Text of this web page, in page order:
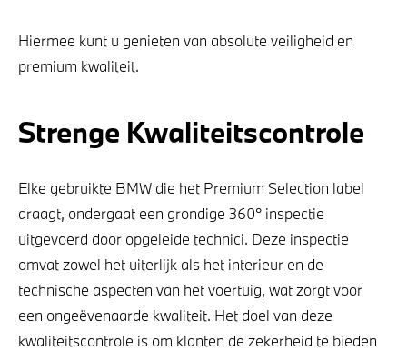
Hiermee kunt u genieten van absolute veiligheid en
premium kwaliteit.
Strenge Kwaliteitscontrole
Elke gebruikte BMW die het Premium Selection label
draagt, ondergaat een grondige 360° inspectie
uitgevoerd door opgeleide technici. Deze inspectie
omvat zowel het uiterlijk als het interieur en de
technische aspecten van het voertuig, wat zorgt voor
een ongeëvenaarde kwaliteit. Het doel van deze
kwaliteitscontrole is om klanten de zekerheid te bieden